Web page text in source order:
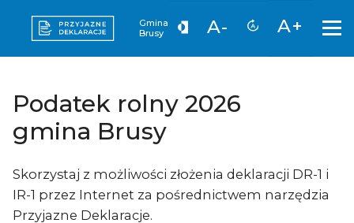
Gmina
Brusy
A- A+
Podatek rolny 2026
gmina Brusy
Skorzystaj z możliwości złożenia deklaracji DR-1 i
IR-1 przez Internet za pośrednictwem narzędzia
Przyjazne Deklaracje.